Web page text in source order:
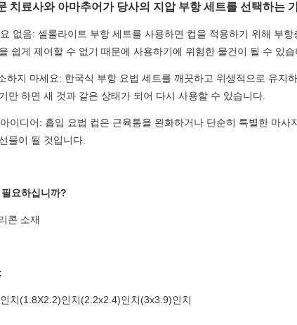
치료사와 아마추어가 당사의 지압 부항 세트를 선택하는
없음: 셀룰라이트 부항 세트를 사용하면 컵을 적용하기 위해 부
쉽게 제어할 수 없기 때문에 사용하기에 위험한 물건이 될 수 있
하지 마세요: 한국식 부항 요법 세트를 깨끗하고 위생적으로 유
만 하면 새 것과 같은 상태가 되어 다시 사용할 수 있습니다.
이디어: 흡입 요법 컵은 근육통을 완화하거나 단순히 특별한 마
물이 될 것입니다.
요하십니까?
콘 소재
치(1.8X2.2)인치(2.2x2.4)인치(3x3.9)인치